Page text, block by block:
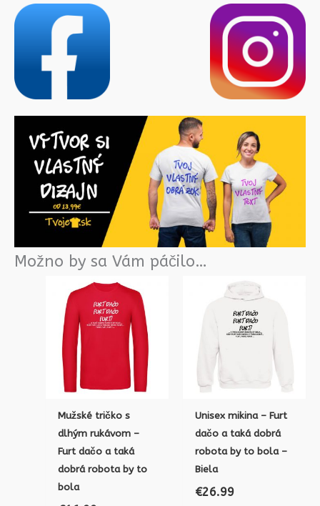
Možno by sa Vám páčilo…
Mužské tričko s
dlhým rukávom –
Furt dačo a taká
dobrá robota by to
bola
Unisex mikina – Furt
dačo a taká dobrá
robota by to bola –
Biela
€26.99